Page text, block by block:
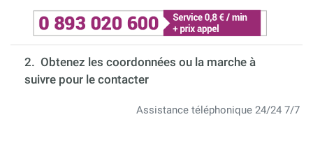
2. Obtenez les coordonnées ou la marche à
suivre pour le contacter
Assistance téléphonique 24/24 7/7